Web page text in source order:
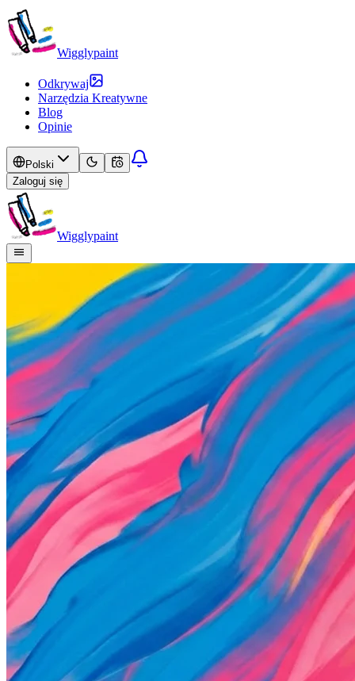
Wigglypaint
Odkrywaj
Narzędzia Kreatywne
Blog
Opinie
Polski
Zaloguj się
Wigglypaint